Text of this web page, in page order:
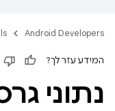
Android Developers
המידע עזר לך?
נתוני